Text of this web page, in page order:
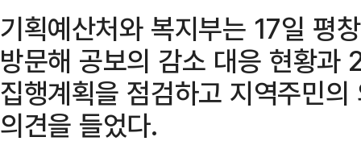
기획예산처와 복지부는 17일 평
방문해 공보의 감소 대응 현황
집행계획을 점검하고 지역주민
의견을 들었다.